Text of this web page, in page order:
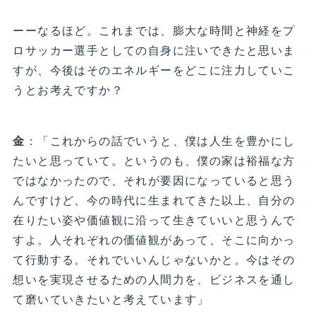
ーーなるほど。これまでは、膨大な時間と神経をプ
ロサッカー選手としての自身に注いできたと思いま
すが、今後はそのエネルギーをどこに注力していこ
うとお考えですか？
金 ：「これからの話でいうと、僕は人生を豊かにし
たいと思っていて。というのも、僕の家は裕福な方
ではなかったので、それが要因になっていると思う
んですけど、今の時代に生まれてきた以上、自分の
在りたい姿や価値観に沿って生きていいと思うんで
すよ。人それぞれの価値観があって、そこに向かっ
て行動する。それでいいんじゃないかと。今はその
想いを実現させるための人間力を、ビジネスを通し
て磨いていきたいと考えています」